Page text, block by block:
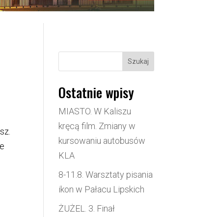
Szukaj
Ostatnie wpisy
MIASTO. W Kaliszu
kręcą film. Zmiany w
kursowaniu autobusów
KLA
8-11.8. Warsztaty pisania
ikon w Pałacu Lipskich
ŻUŻEL. 3. Finał